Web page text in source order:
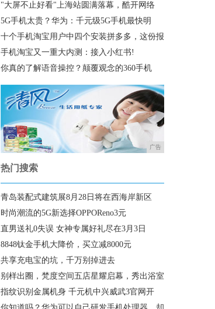
"大屏不止好看"上海站圆满落幕，酷开网络
5G手机太贵？华为：千元级5G手机最快明
十个手机淘宝用户中四个安装拼多多，这份报
手机淘宝又一重大内测：接入小红书!
你真的了解语音操控？颠覆观念的360手机
广告
热门搜索
青岛装配式建筑展8月28日将在西海岸新区
时尚潮流的5G新选择OPPOReno3元
直男送礼0失误 女神专属好礼尽在3月3日
8848钛金手机大降价，买立减8000元
共享充电宝的坑，千万别掉进去
别样出圈，梵度空间五店星耀启幕，秀出浴室
指纹识别金属机身 千元机中兴威武3官网开